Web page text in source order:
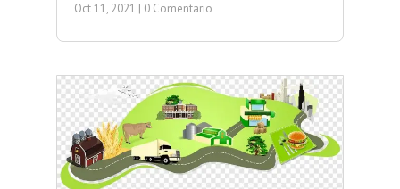
Oct 11, 2021 | 0 Comentario